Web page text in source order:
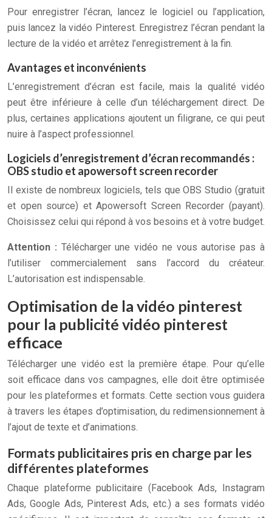
Pour enregistrer l’écran, lancez le logiciel ou l’application,
puis lancez la vidéo Pinterest. Enregistrez l’écran pendant la
lecture de la vidéo et arrêtez l’enregistrement à la fin.
Avantages et inconvénients
L’enregistrement d’écran est facile, mais la qualité vidéo
peut être inférieure à celle d’un téléchargement direct. De
plus, certaines applications ajoutent un filigrane, ce qui peut
nuire à l’aspect professionnel.
Logiciels d’enregistrement d’écran recommandés :
OBS studio et apowersoft screen recorder
Il existe de nombreux logiciels, tels que OBS Studio (gratuit
et open source) et Apowersoft Screen Recorder (payant).
Choisissez celui qui répond à vos besoins et à votre budget.
Attention : Télécharger une vidéo ne vous autorise pas à
l’utiliser commercialement sans l’accord du créateur.
L’autorisation est indispensable.
Optimisation de la vidéo pinterest
pour la publicité vidéo pinterest
efficace
Télécharger une vidéo est la première étape. Pour qu’elle
soit efficace dans vos campagnes, elle doit être optimisée
pour les plateformes et formats. Cette section vous guidera
à travers les étapes d’optimisation, du redimensionnement à
l’ajout de texte et d’animations.
Formats publicitaires pris en charge par les
différentes plateformes
Chaque plateforme publicitaire (Facebook Ads, Instagram
Ads, Google Ads, Pinterest Ads, etc.) a ses formats vidéo